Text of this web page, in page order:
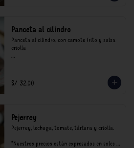
Panceta al cilindro
Panceta al cilindro, con camote frito y salsa
criolla
consumo.
S/ 32.00
Pejerrey
Pejerrey, lechuga, tomate, tártara y criolla.
*Nuestros precios están expresados en soles e